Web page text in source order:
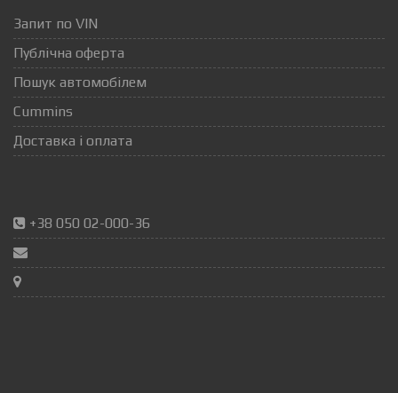
Запит по VIN
Публічна оферта
Пошук автомобілем
Cummins
Доставка і оплата
+38 050 02-000-36